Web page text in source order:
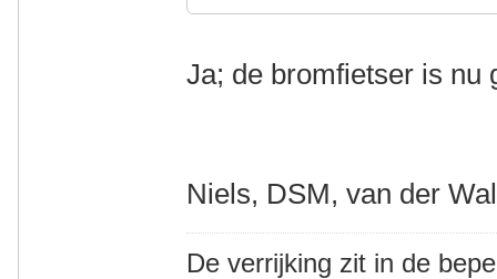
Ja; de bromfietser is nu
Niels, DSM, van der Wal
De verrijking zit in de